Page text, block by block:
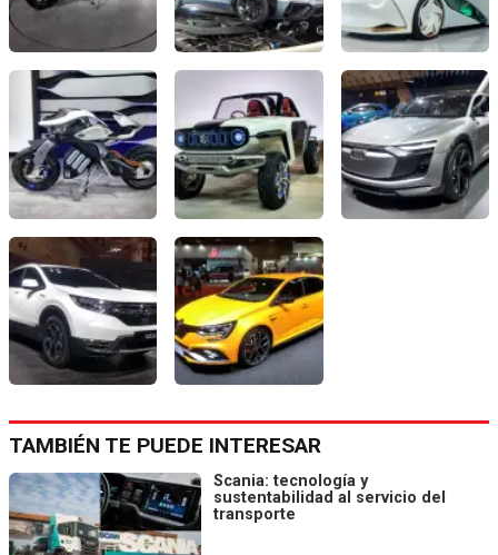
TAMBIÉN TE PUEDE INTERESAR
Scania: tecnología y
sustentabilidad al servicio del
transporte